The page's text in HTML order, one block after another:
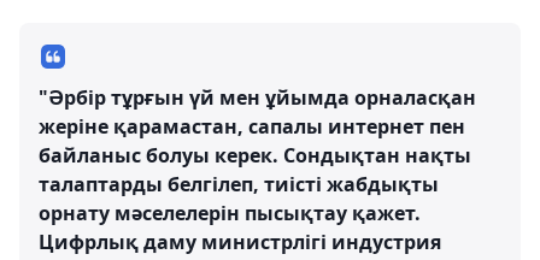
"Әрбір тұрғын үй мен ұйымда орналасқан
жеріне қарамастан, сапалы интернет пен
байланыс болуы керек. Сондықтан нақты
талаптарды белгілеп, тиісті жабдықты
орнату мәселелерін пысықтау қажет.
Цифрлық даму министрлігі индустрия